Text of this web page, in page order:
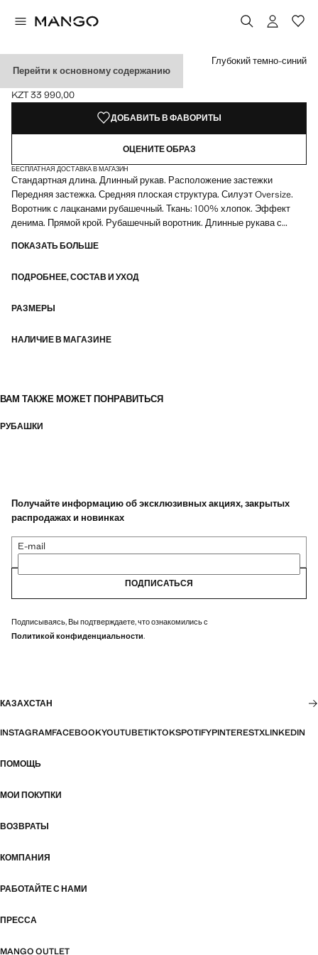
Перейти к основному содержанию
ДЖИНСОВАЯ КУРТКА
Текущая цена [KZT 33 990,00 ]
KZT 33 990,00
Выберите цвет
Выбранный цвет: Глубокий темно-синий
Цвет ХакиЦвет Бежевый
Глубокий темно-синий
ДОБАВИТЬ В ФАВОРИТЫ
ОЦЕНИТЕ ОБРАЗ
БЕСПЛАТНАЯ ДОСТАВКА В МАГАЗИН
Стандартная длина. Длинный рукав. Расположение застежки
Передняя застежка. Средняя плоская структура. Силуэт Oversize.
Воротник с лацканами рубашечный. Ткань: 100% хлопок. Эффект
денима. Прямой крой. Рубашечный воротник. Длинные рукава с
накладных кармана спереди. Товар на распродаже
ПОКАЗАТЬ БОЛЬШЕ
ПОДРОБНЕЕ, СОСТАВ И УХОД
РАЗМЕРЫ
НАЛИЧИЕ В МАГАЗИНЕ
ВАМ ТАКЖЕ МОЖЕТ ПОНРАВИТЬСЯ
РУБАШКИ
Получайте информацию об эксклюзивных акциях, закрытых
распродажах и новинках
E-mail
ПОДПИСАТЬСЯ
Подписываясь, Вы подтверждаете, что ознакомились с
Политикой конфиденциальности.
КАЗАХСТАН
INSTAGRAMFACEBOOKYOUTUBETIKTOKSPOTIFYPINTERESTXLINKEDIN
ПОМОЩЬ
МОИ ПОКУПКИ
ВОЗВРАТЫ
КОМПАНИЯ
РАБОТАЙТЕ С НАМИ
ПРЕССА
MANGO OUTLET